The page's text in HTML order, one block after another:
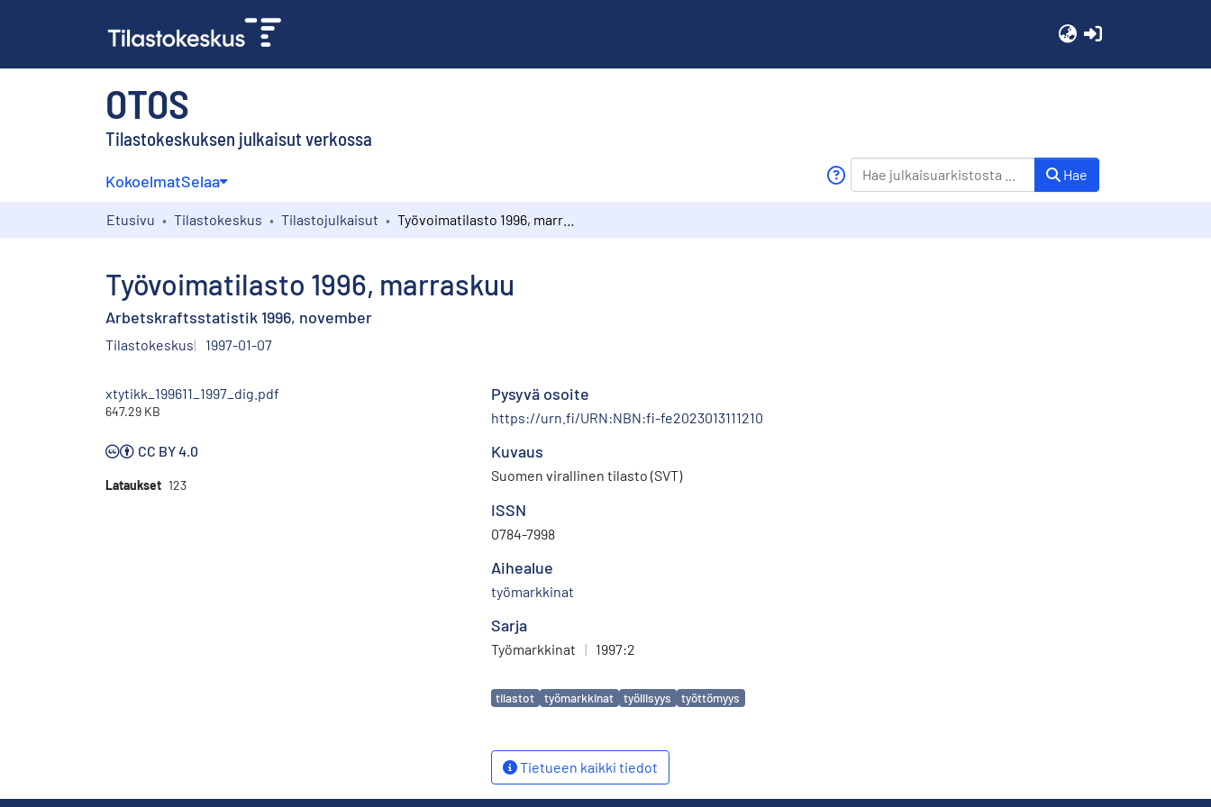
OTOS
Tilastokeskuksen julkaisut verkossa
KokoelmatSelaa Hae
Etusivu Tilastokeskus Tilastojulkaisut
Työvoimatilasto 1996, marraskuu
Arbetskraftsstatistik 1996, november
Tilastokeskus 1997-01-07
xtytikk_199611_1997_dig.pdf
647.29 KB
CC BY 4.0
Lataukset 123
Pysyvä osoite
https://urn.fi/URN:NBN:fi-fe2023013111210
Kuvaus
Suomen virallinen tilasto (SVT)
ISSN
0784-7998
Aihealue
työmarkkinat
Sarja
Työmarkkinat | 1997:2
Avainsanat
tilastot työmarkkinat työllisyys työttömyys
Tietueen kaikki tiedot